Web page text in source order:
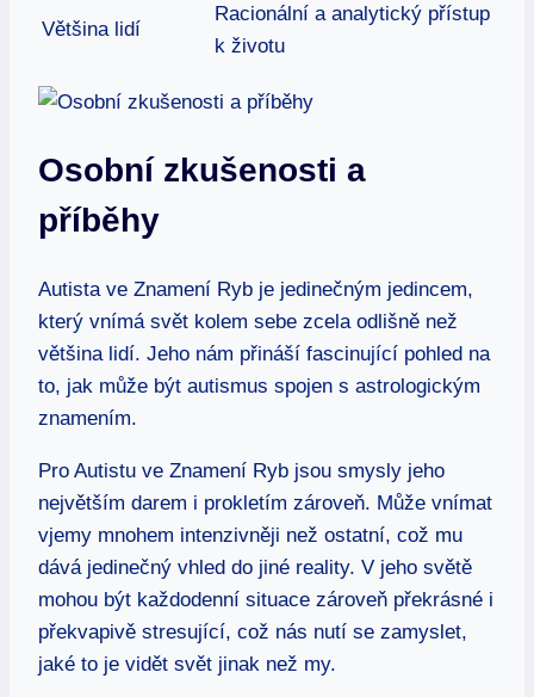
Většina lidí
Racionální a analytický přístup
k životu
Osobní zkušenosti a
příběhy
Autista ve Znamení Ryb je jedinečným jedincem,
který vnímá svět kolem sebe zcela odlišně než
většina lidí. Jeho nám přináší fascinující pohled na
to, jak může být autismus spojen s astrologickým
znamením.
Pro Autistu ve Znamení Ryb jsou smysly jeho
největším darem i prokletím zároveň. Může vnímat
vjemy mnohem intenzivněji než ostatní, což mu
dává jedinečný vhled do jiné reality. V jeho světě
mohou být každodenní situace zároveň překrásné i
překvapivě stresující, což nás nutí se zamyslet,
jaké to je vidět svět jinak než my.